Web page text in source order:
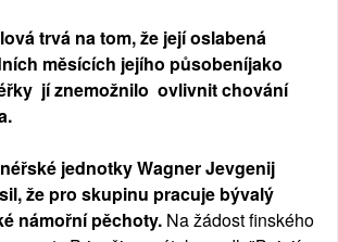
trvá na tom, že její oslabená
měsících jejího působeníjako
jí znemožnilo ovlivnit chování
jednotky Wagner Jevgenij
že pro skupinu pracuje bývalý
námořní pěchoty. Na žádost finského